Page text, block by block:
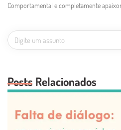
Comportamental e completamente
Posts Relacionados